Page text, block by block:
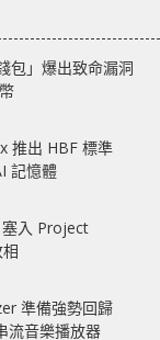
包」爆出致命漏洞
推出 HBF 標準
記憶體
入 Project
準備強勢回歸
流音樂播放器